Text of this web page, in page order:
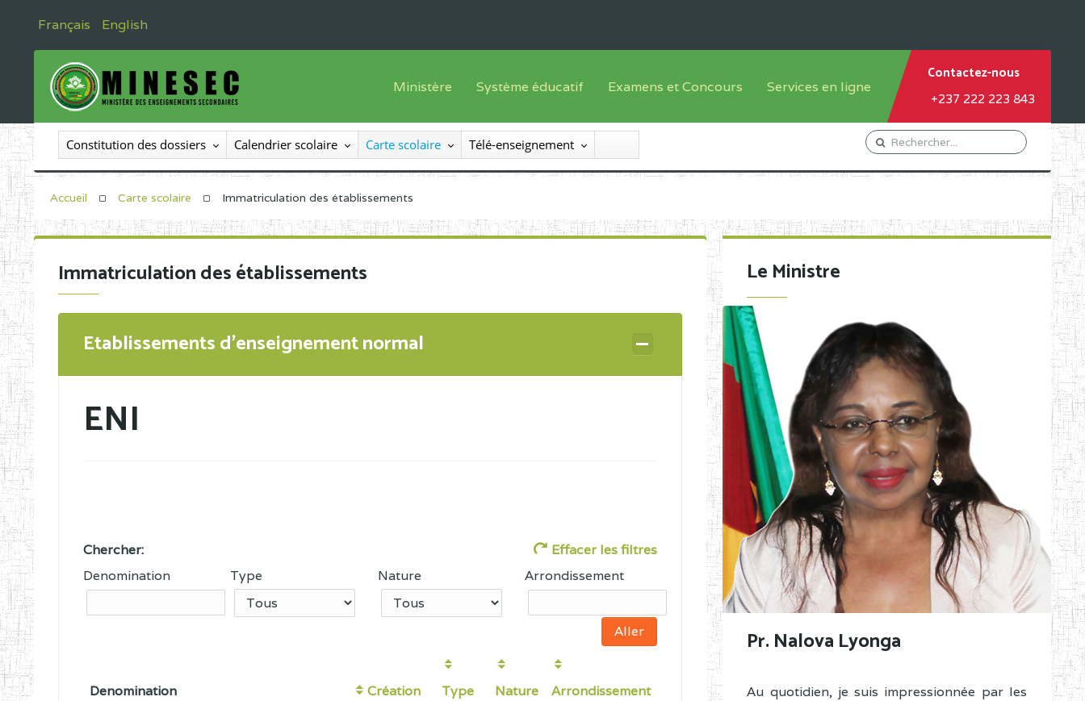
Français English
Ministère
Le Ministre
Le SEESEN
Inspection Générale des Enseignements
Organigramme
Système éducatif
Offre de formation
Sous système francophone
Progammes d'études
Examens et Concours
Inscriptions
Liste des candidats
Diplômes disponibles
Services en ligne
Orientation Conseil
Gestion du Personnel
Demande de subvention
Contactez-nous
+237 222 223 843
Constitution des dossiers Calendrier scolaire Carte scolaire Télé-enseignement
Accueil Carte scolaire Immatriculation des établissements
Immatriculation des établissements
Etablissements d'enseignement normal
ENI
Chercher:
Effacer les filtres
Denomination
Type Nature Arrondissement
Denomination Création Type Nature Arrondissement
Le Ministre
Pr. Nalova Lyonga
Au quotidien, je suis impressionnée par les